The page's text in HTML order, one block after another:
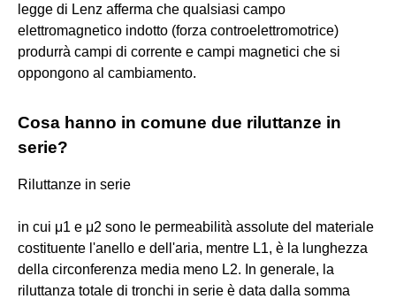
legge di Lenz afferma che qualsiasi campo
elettromagnetico indotto (forza controelettromotrice)
produrrà campi di corrente e campi magnetici che si
oppongono al cambiamento.
Cosa hanno in comune due riluttanze in
serie?
Riluttanze in serie
in cui μ1 e μ2 sono le permeabilità assolute del materiale
costituente l'anello e dell'aria, mentre L1, è la lunghezza
della circonferenza media meno L2. In generale, la
riluttanza totale di tronchi in serie è data dalla somma